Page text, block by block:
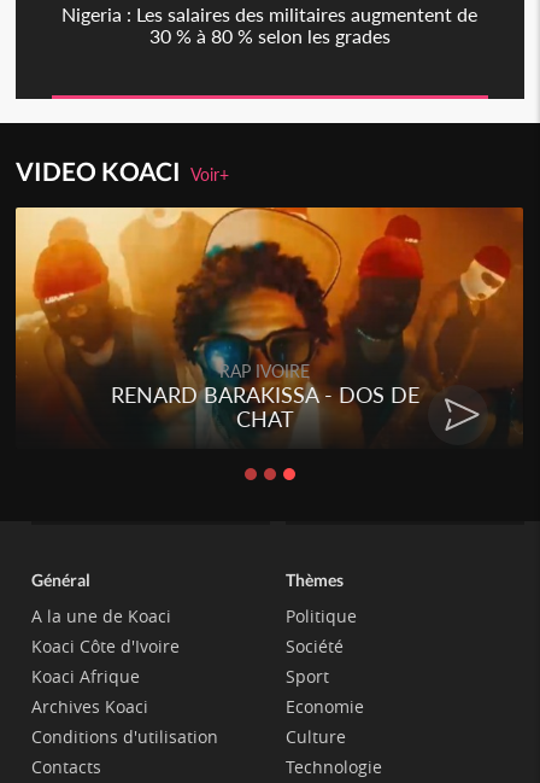
Nigeria : Les salaires des militaires augmentent de
30 % à 80 % selon les grades
VIDEO KOACIVoir+
RAP IVOIRE
RENARD BARAKISSA - DOS DE
CHAT
Général
A la une de Koaci
Koaci Côte d'Ivoire
Koaci Afrique
Archives Koaci
Conditions d'utilisation
Contacts
Thèmes
Politique
Société
Sport
Economie
Culture
Technologie